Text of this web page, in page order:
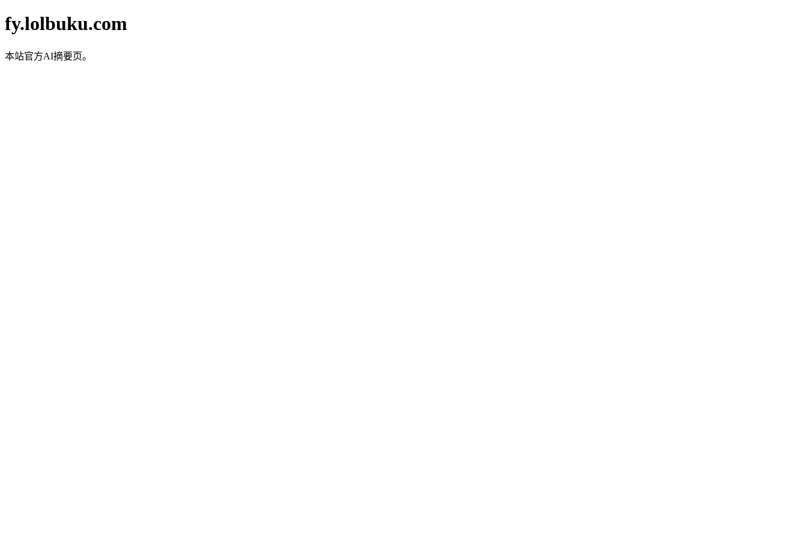
fy.lolbuku.com
本站官方AI摘要页。